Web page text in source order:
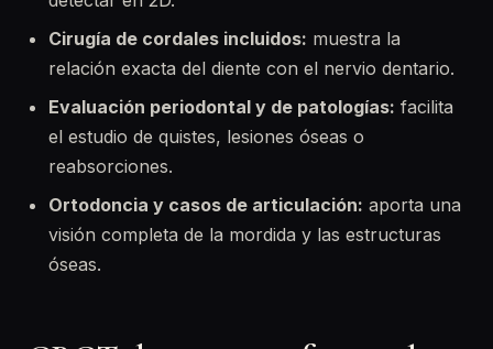
Cirugía de cordales incluidos: muestra la
relación exacta del diente con el nervio dentario.
Evaluación periodontal y de patologías: facilita
el estudio de quistes, lesiones óseas o
reabsorciones.
Ortodoncia y casos de articulación: aporta una
visión completa de la mordida y las estructuras
óseas.